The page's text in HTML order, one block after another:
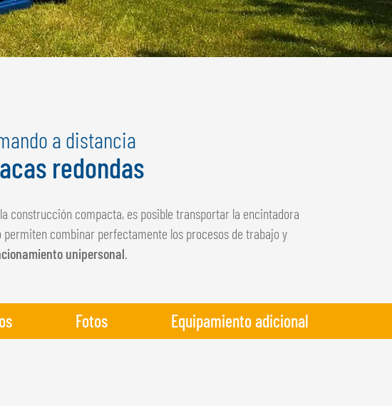
a distancia
redondas
construcción compacta, es posible transportar la encintadora
combinar perfectamente los procesos de trabajo y
unipersonal.
Fotos Equipamiento adicional